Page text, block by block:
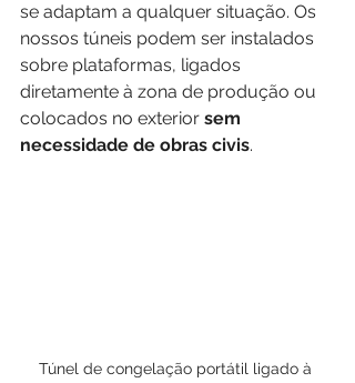
se adaptam a qualquer situação. Os
nossos túneis podem ser instalados
sobre plataformas, ligados
diretamente à zona de produção ou
colocados no exterior sem
necessidade de obras civis.
Túnel de congelação portátil ligado à